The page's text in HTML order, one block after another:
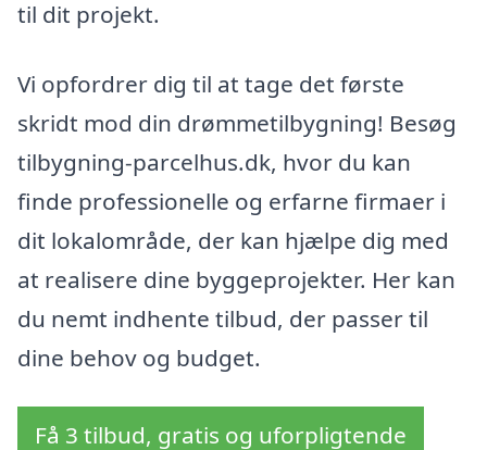
til dit projekt.
Vi opfordrer dig til at tage det første
skridt mod din drømmetilbygning! Besøg
tilbygning-parcelhus.dk, hvor du kan
finde professionelle og erfarne firmaer i
dit lokalområde, der kan hjælpe dig med
at realisere dine byggeprojekter. Her kan
du nemt indhente tilbud, der passer til
dine behov og budget.
Få 3 tilbud, gratis og uforpligtende